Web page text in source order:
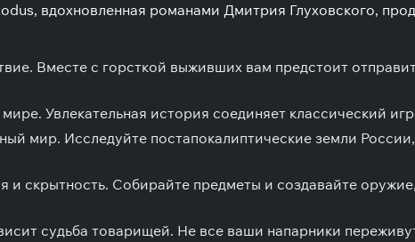
вдохновленная романами Дмитрия Глуховского,
Вместе с горсткой выживших вам предстоит
Увлекательная история соединяет классический
мир. Исследуйте постапокалиптические земли
и скрытность. Собирайте предметы и создавайте
судьба товарищей. Не все ваши напарники